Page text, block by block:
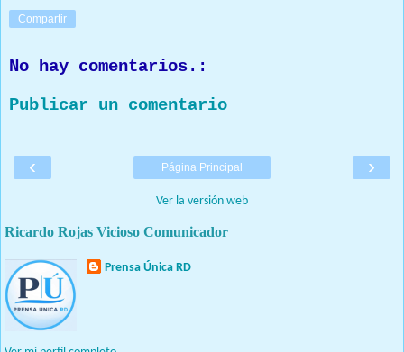
Compartir
No hay comentarios.:
Publicar un comentario
‹ ›
Página Principal
Ver la versión web
Ricardo Rojas Vicioso Comunicador
Prensa Única RD